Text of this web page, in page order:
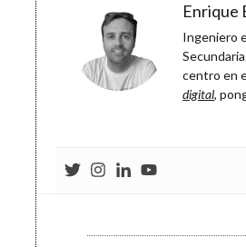
Enrique
Ingeniero
centro en
digital,